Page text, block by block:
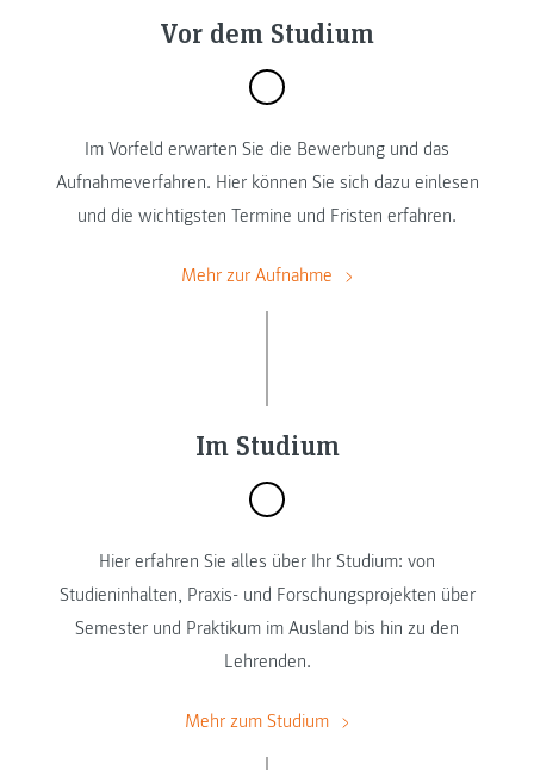
Vor dem Studium
Im Vorfeld erwarten Sie die Bewerbung und das
Aufnahmeverfahren. Hier können Sie sich dazu einlesen
und die wichtigsten Termine und Fristen erfahren.
Mehr zur Aufnahme
Im Studium
Hier erfahren Sie alles über Ihr Studium: von
Studieninhalten, Praxis- und Forschungsprojekten über
Semester und Praktikum im Ausland bis hin zu den
Lehrenden.
Mehr zum Studium